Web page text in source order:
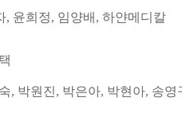
, 윤희정, 임양배 , 하얀메디칼
, 박원진, 박은아, 박현아, 송영